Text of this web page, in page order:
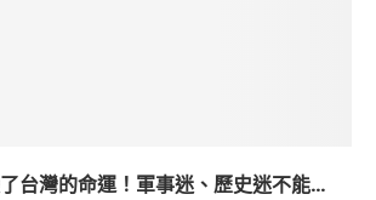
台灣的命運！軍事迷、歷史迷不能...